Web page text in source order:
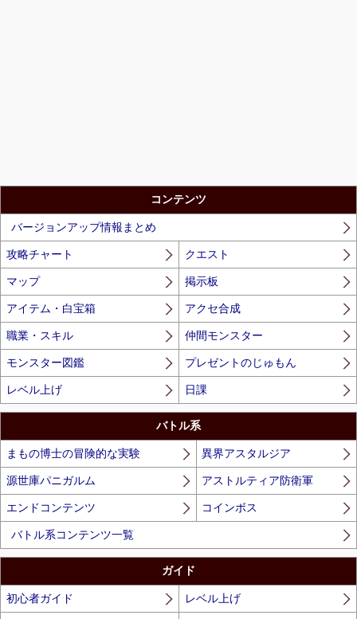
コンテンツ
バージョンアップ情報まとめ
攻略チャート クエスト
マップ 掲示板
アイテム・白宝箱 アクセ合成
職業・スキル 仲間モンスター
モンスター図鑑 プレゼントのじゅもん
レベル上げ 日課
バトル系
まもの博士の冒険的な実験 異界アスタルジア
源世庫パニガルム アストルティア防衛軍
エンドコンテンツ コインボス
バトル系コンテンツ一覧
ガイド
初心者ガイド レベル上げ